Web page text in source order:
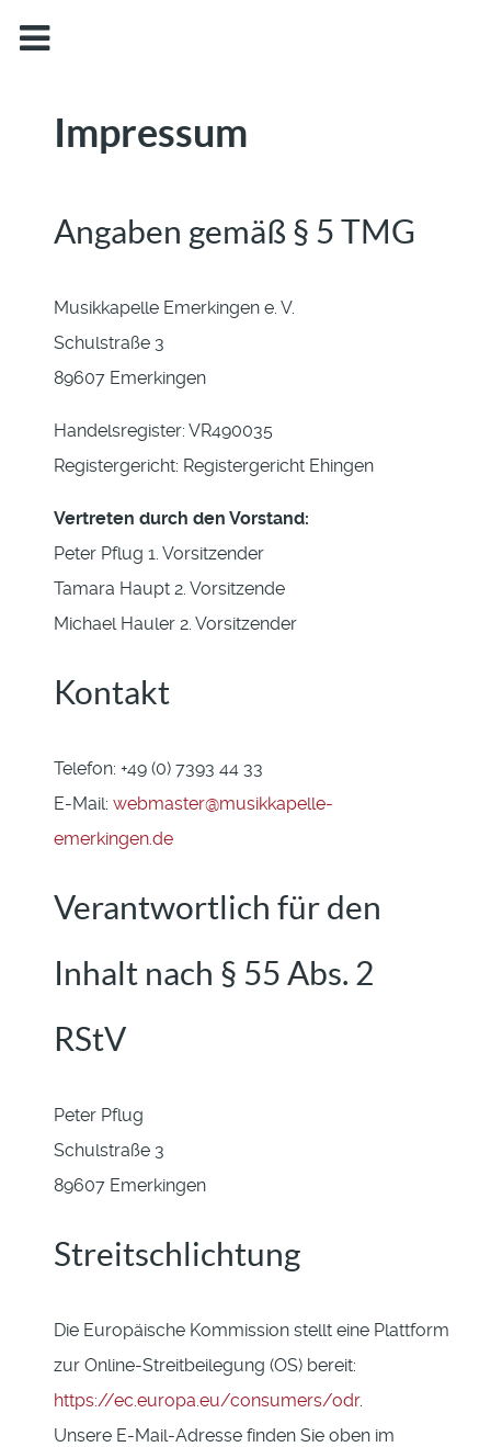
Impressum
Angaben gemäß § 5 TMG
Musikkapelle Emerkingen e. V.
Schulstraße 3
89607 Emerkingen
Handelsregister: VR490035
Registergericht: Registergericht Ehingen
Vertreten durch den Vorstand:
Peter Pflug 1. Vorsitzender
Tamara Haupt 2. Vorsitzende
Michael Hauler 2. Vorsitzender
Kontakt
Telefon: +49 (0) 7393 44 33
E-Mail: webmaster@musikkapelle-
emerkingen.de
Verantwortlich für den
Inhalt nach § 55 Abs. 2
RStV
Peter Pflug
Schulstraße 3
89607 Emerkingen
Streitschlichtung
Die Europäische Kommission stellt eine Plattform
zur Online-Streitbeilegung (OS) bereit:
https://ec.europa.eu/consumers/odr.
Unsere E-Mail-Adresse finden Sie oben im